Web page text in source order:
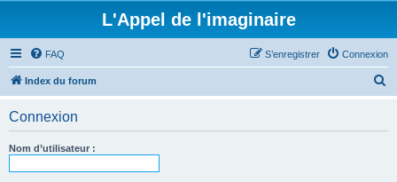
L'Appel de l'imaginaire
FAQ Connexion
S’enregistrer
Index du forum
Connexion
Nom d’utilisateur :